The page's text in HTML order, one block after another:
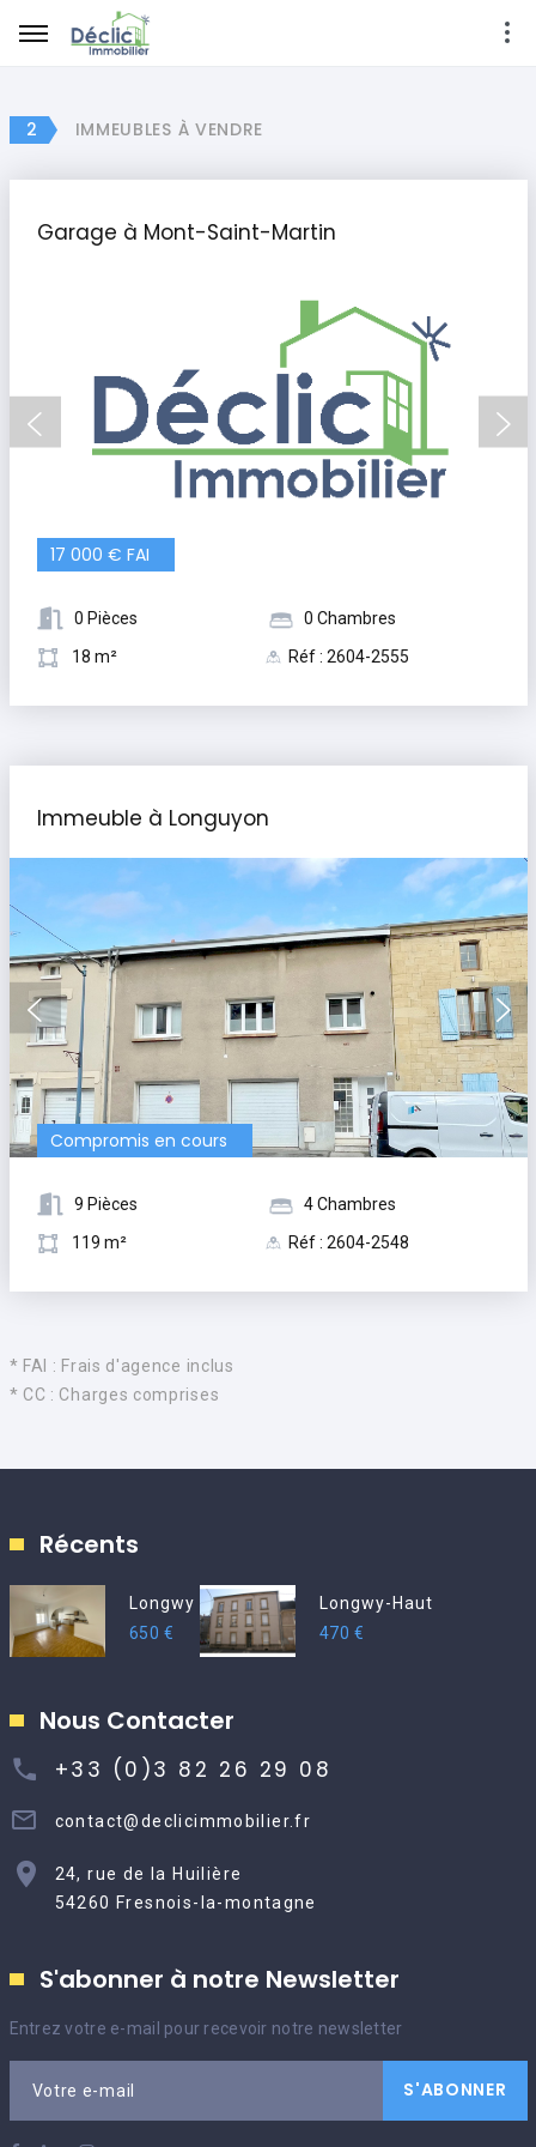
2 IMMEUBLES À VENDRE
Garage à Mont-Saint-Martin
17 000 € FAI
0 Pièces
0 Chambres
18 m²
Réf : 2604-2555
Immeuble à Longuyon
Compromis en cours
9 Pièces
4 Chambres
119 m²
Réf : 2604-2548
* FAI : Frais d'agence inclus
* CC : Charges comprises
Récents
Longwy
650 €
Longwy-Haut
470 €
Nous Contacter
+33 (0)3 82 26 29 08
contact@declicimmobilier.fr
24, rue de la Huilière
54260 Fresnois-la-montagne
S'abonner à notre Newsletter
Entrez votre e-mail pour recevoir notre newsletter
Votre e-mail S'ABONNER